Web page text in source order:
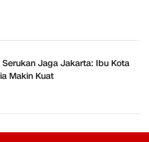
Jaga Jakarta: Ibu Kota
Makin Kuat